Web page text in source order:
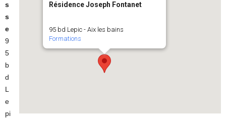
Résidence Joseph Fontanet
95 bd Lepic - Aix les bains
Formations
s
s
e
9
5
b
d
L
e
pi